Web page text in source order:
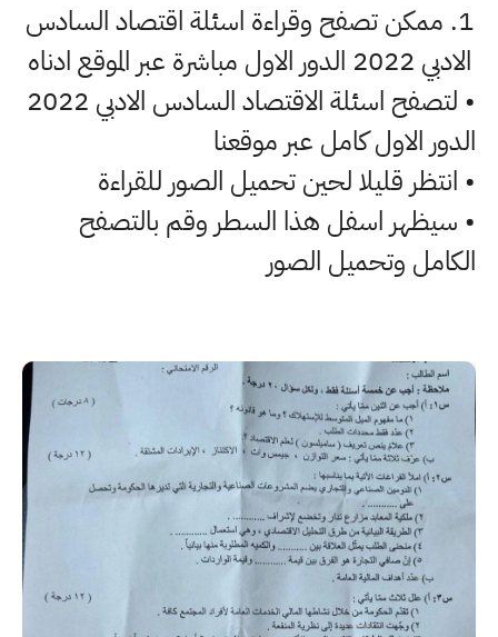
1. ممكن تصفح وقراءة اسئلة اقتصاد السادس
الادبي 2022 الدور الاول مباشرة عبر الموقع ادناه
• لتصفح اسئلة الاقتصاد السادس الادبي 2022
الدور الاول كامل عبر موقعنا
• انتظر قليلا لحين تحميل الصور للقراءة
• سيظهر اسفل هذا السطر وقم بالتصفح
الكامل وتحميل الصور